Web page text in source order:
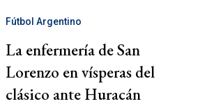
Fútbol Argentino
La enfermería de San
Lorenzo en vísperas del
clásico ante Huracán